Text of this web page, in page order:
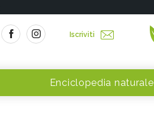
Iscriviti
Enciclopedia naturale